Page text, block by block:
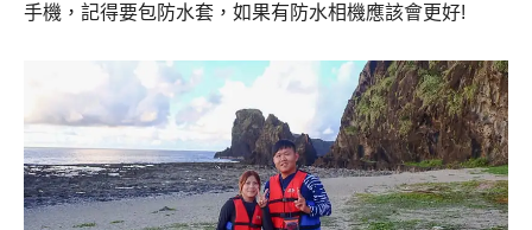
手機，記得要包防水套，如果有防水相機應該會更好!